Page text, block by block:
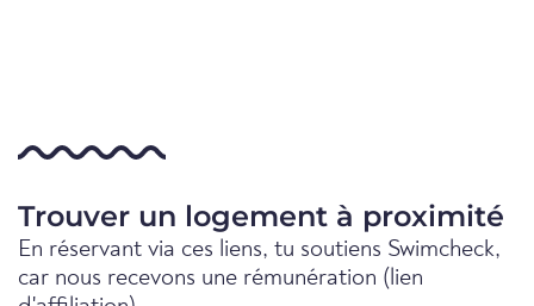
Trouver un logement à proximité
En réservant via ces liens, tu soutiens Swimcheck,
car nous recevons une rémunération (lien